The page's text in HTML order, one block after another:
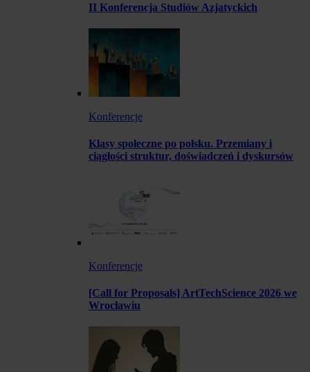
II Konferencja Studiów Azjatyckich
Konferencje
Klasy społeczne po polsku. Przemiany i
ciągłości struktur, doświadczeń i dyskursów
Konferencje
[Call for Proposals] ArtTechScience 2026 we
Wrocławiu